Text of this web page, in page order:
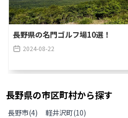
長野県の名門ゴルフ場10選！
2024-08-22
長野県の市区町村から探す
長野市(4) 軽井沢町(10)